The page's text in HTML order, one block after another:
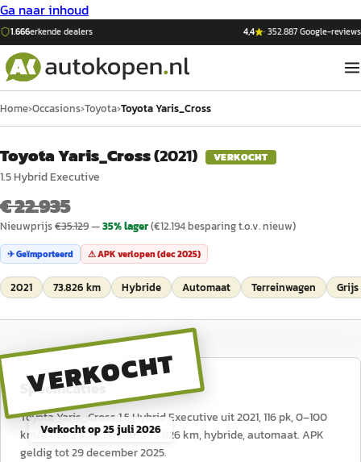
Ga naar inhoud
1.666erkende dealers 4,4 ·352.887Google-reviews
Home›Occasions›Toyota›Toyota Yaris_Cross
Toyota Yaris_Cross(2021) VERKOCHT
1.5 Hybrid Executive
€ 22.935
Nieuwprijs€35.129—35% lager(€12.194besparing t.o.v. nieuw)
✈ Geïmporteerd ⚠ APK verlopen (dec 2025)
2021 73.826 km Hybride Automaat Terreinwagen
VERKOCHT
Verkocht op25 juli 2026
Specificaties
Toyota Yaris_Cross 1.5 Hybrid Executive uit 2021, 116 pk, 0–100
km/u in 11,2 s, tellerstand 73.826 km, hybride, automaat. APK
geldig tot 29 december 2025.